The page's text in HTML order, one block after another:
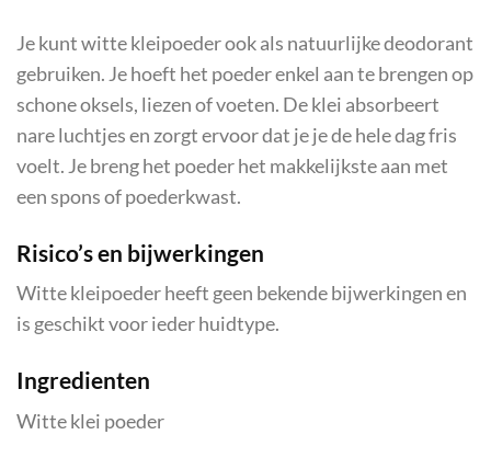
Je kunt witte kleipoeder ook als natuurlijke deodorant
gebruiken. Je hoeft het poeder enkel aan te brengen op
schone oksels, liezen of voeten. De klei absorbeert
nare luchtjes en zorgt ervoor dat je je de hele dag fris
voelt. Je breng het poeder het makkelijkste aan met
een spons of poederkwast.
Risico’s en bijwerkingen
Witte kleipoeder heeft geen bekende bijwerkingen en
is geschikt voor ieder huidtype.
Ingredienten
Witte klei poeder